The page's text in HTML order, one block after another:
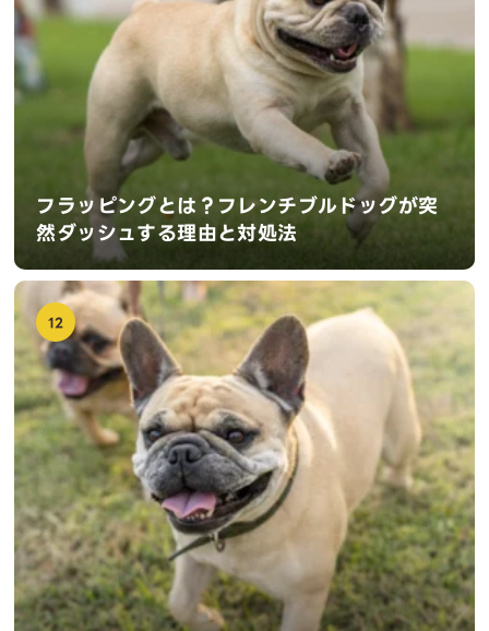
フラッピングとは？フレンチブルドッグが突
然ダッシュする理由と対処法
12